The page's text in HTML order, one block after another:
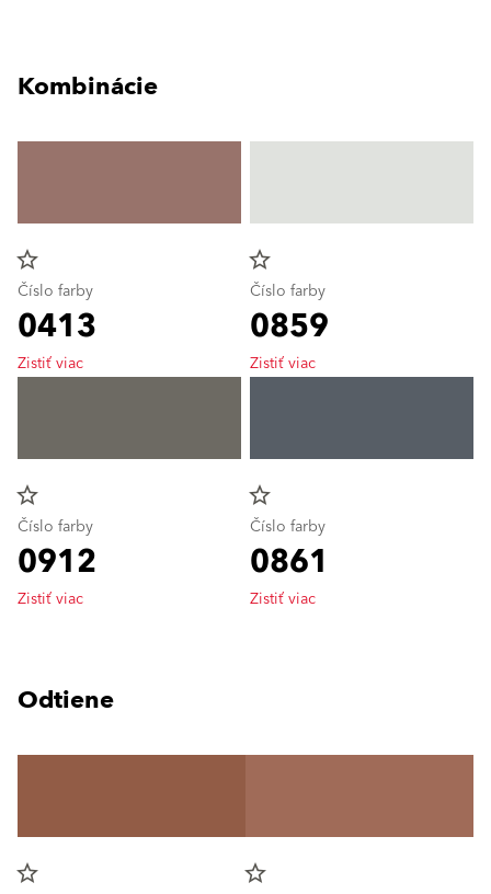
Kombinácie
star_border
Číslo farby
0413
Zistiť viac
star_border
Číslo farby
0912
Zistiť viac
star_border
Číslo farby
0859
Zistiť viac
star_border
Číslo farby
0861
Zistiť viac
Odtiene
star_border
star_border